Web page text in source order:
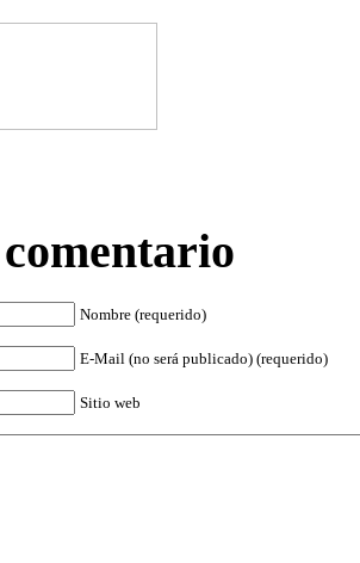
Nombre (requerido)
E-Mail (no será publicado) (requerido)
Sitio web